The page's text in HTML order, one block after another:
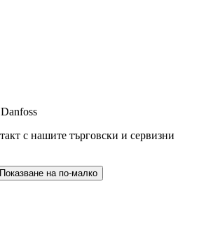
с нашите търговски и сервизни
Показване на по-малко